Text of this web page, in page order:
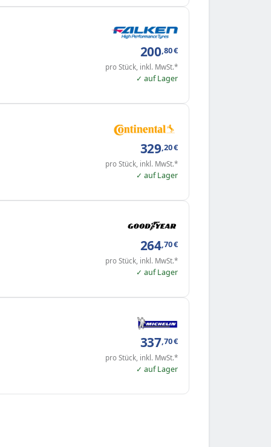
200,80€
pro Stück, inkl. MwSt.*
✓ auf Lager
329,20€
pro Stück, inkl. MwSt.*
✓ auf Lager
264,70€
pro Stück, inkl. MwSt.*
✓ auf Lager
337,70€
pro Stück, inkl. MwSt.*
✓ auf Lager